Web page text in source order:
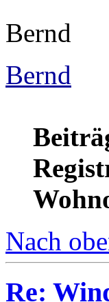
Bernd
Bernd
Nach
Re: